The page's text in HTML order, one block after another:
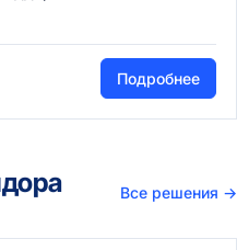
Подробнее
Все решения →